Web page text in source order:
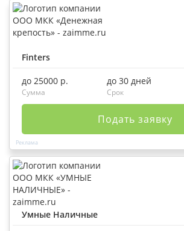
Finters
до 25000 р.
Сумма
до 30 дней
Срок
Подать заявку
Умные Наличные